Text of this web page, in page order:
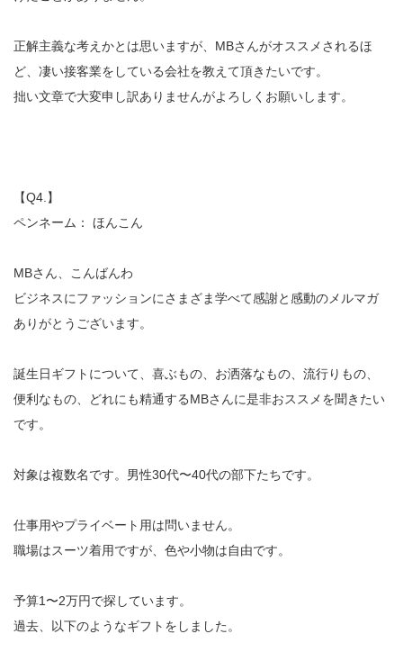
正解主義な考えかとは思いますが、MBさんがオススメされるほ
ど、凄い接客業をしている会社を教えて頂きたいです。
拙い文章で大変申し訳ありませんがよろしくお願いします。
【Q4.】
ペンネーム： ほんこん
MBさん、こんばんわ
ビジネスにファッションにさまざま学べて感謝と感動のメルマガ
ありがとうございます。
誕生日ギフトについて、喜ぶもの、お洒落なもの、流行りもの、
便利なもの、どれにも精通するMBさんに是非おススメを聞きたい
です。
対象は複数名です。男性30代〜40代の部下たちです。
仕事用やプライベート用は問いません。
職場はスーツ着用ですが、色や小物は自由です。
予算1〜2万円で探しています。
過去、以下のようなギフトをしました。